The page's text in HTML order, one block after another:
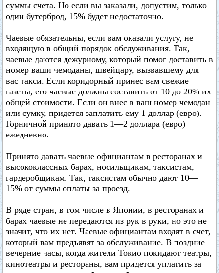
суммы счета. Но если вы заказали, допустим, только
один бутерброд, 15% будет недостаточно.
Чаевые обязательны, если вам оказали услугу, не
входящую в общий порядок обслуживания. Так,
чаевые даются дежурному, который помог доставить в
номер ваши чемоданы, швейцару, вызвавшему для
вас такси. Если коридорный принес вам свежие
газеты, его чаевые должны составить от 10 до 20% их
общей стоимости. Если он внес в ваш номер чемодан
или сумку, придется заплатить ему 1 доллар (евро).
Горничной принято давать 1—2 доллара (евро)
ежедневно.
Принято давать чаевые официантам в ресторанах и
высококлассных барах, носильщикам, таксистам,
гардеробщикам. Так, таксистам обычно дают 10—
15% от суммы оплаты за проезд.
В ряде стран, в том числе в Японии, в ресторанах и
барах чаевые не передаются из рук в руки, но это не
значит, что их нет. Чаевые официантам входят в счет,
который вам предъявят за обслуживание. В поздние
вечерние часы, когда жители Токио покидают театры,
кинотеатры и рестораны, вам придется уплатить за